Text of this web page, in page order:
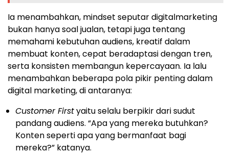
Ia menambahkan, mindset seputar digitalmarketing
bukan hanya soal jualan, tetapi juga tentang
memahami kebutuhan audiens, kreatif dalam
membuat konten, cepat beradaptasi dengan tren,
serta konsisten membangun kepercayaan. Ia lalu
menambahkan beberapa pola pikir penting dalam
digital marketing, di antaranya:
Customer Firstyaitu selalu berpikir dari sudut
pandang audiens. “Apa yang mereka butuhkan?
Konten seperti apa yang bermanfaat bagi
mereka?” katanya.